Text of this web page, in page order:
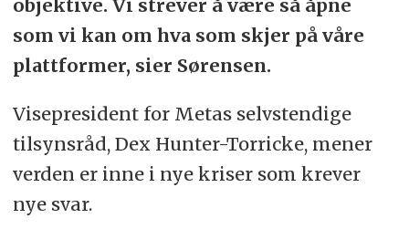
objektive. Vi strever å være så åpne
som vi kan om hva som skjer på våre
plattformer, sier Sørensen.
Visepresident for Metas selvstendige
tilsynsråd, Dex Hunter-Torricke, mener
verden er inne i nye kriser som krever
nye svar.